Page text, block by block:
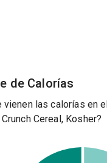
de Calorías
vienen las calorías en
Cereal, Kosher?